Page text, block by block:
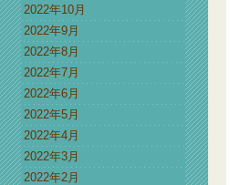
2022年10月
2022年9月
2022年8月
2022年7月
2022年6月
2022年5月
2022年4月
2022年3月
2022年2月